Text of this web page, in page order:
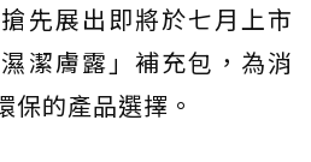
先展出即將於七月上市
潔膚露」補充包，為消
保的產品選擇。